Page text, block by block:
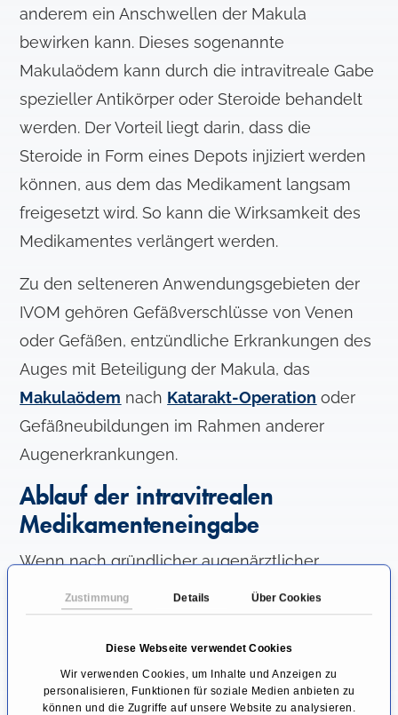
Zustimmung Details Über Cookies
Diese Webseite verwendet Cookies
Wir verwenden Cookies, um Inhalte und Anzeigen zu
personalisieren, Funktionen für soziale Medien anbieten zu
können und die Zugriffe auf unsere Website zu analysieren.
anderem ein Anschwellen der Makula
bewirken kann. Dieses sogenannte
Makulaödem kann durch die intravitreale Gabe
spezieller Antikörper oder Steroide behandelt
werden. Der Vorteil liegt darin, dass die
Steroide in Form eines Depots injiziert werden
können, aus dem das Medikament langsam
freigesetzt wird. So kann die Wirksamkeit des
Medikamentes verlängert werden.
Zu den selteneren Anwendungsgebieten der
IVOM gehören Gefäßverschlüsse von Venen
oder Gefäßen, entzündliche Erkrankungen des
Auges mit Beteiligung der Makula, das
Makulaödem nach Katarakt-Operation oder
Gefäßneubildungen im Rahmen anderer
Augenerkrankungen.
Ablauf der intravitrealen
Medikamenteneingabe
Wenn nach gründlicher augenärztlicher
Untersuchung eine Indikation zur
Durchführung einer intravitrealen
Medikamentengabe festgestellt wurde und
sich Patient und Ärzteteam gemeinsam für die
Behandlungsmethode entschieden haben,